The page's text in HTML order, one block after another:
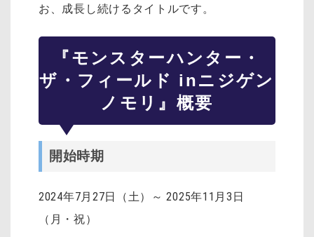
お、成長し続けるタイトルです。
『モンスターハンター・
ザ・フィールド inニジゲン
ノモリ』概要
開始時期
2024年7月27日（土）～ 2025年11月3日
（月・祝）